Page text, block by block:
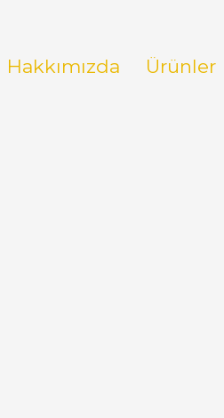
Hakkımızda Ürünler